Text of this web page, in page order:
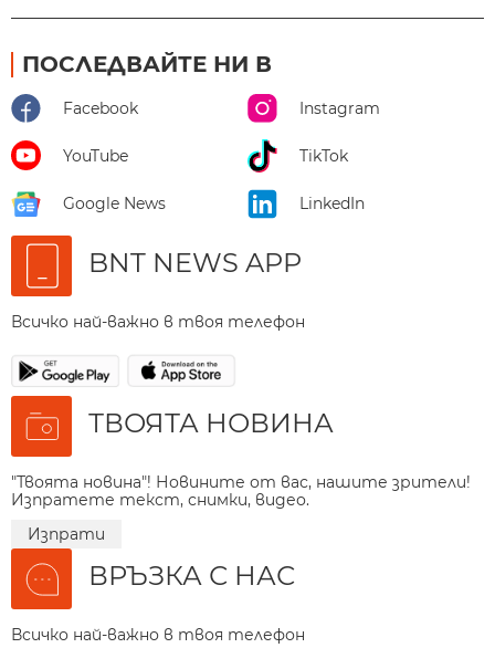
ПОСЛЕДВАЙТЕ НИ В
Facebook Instagram
YouTube TikTok
Google News LinkedIn
BNT NEWS APP
Всичко най-важно в твоя телефон
ТВОЯТА НОВИНА
"Твоята новина"! Новините от вас, нашите зрители!
Изпратете текст, снимки, видео.
Изпрати
ВРЪЗКА С НАС
Всичко най-важно в твоя телефон